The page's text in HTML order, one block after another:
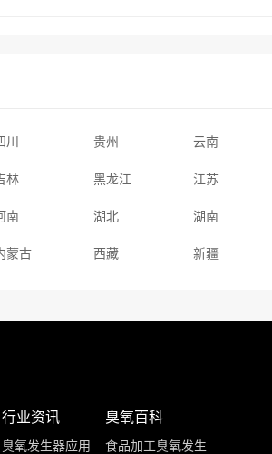
川 贵州 云南
林 黑龙江 江苏
南 湖北 湖南
蒙古 西藏 新疆
行业资讯
臭氧发生器应用
臭氧百科
食品加工臭氧发生